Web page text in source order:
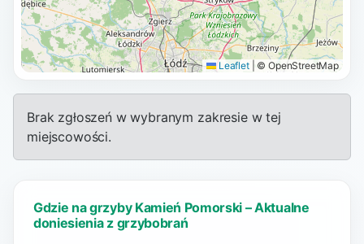
Leaflet © OpenStreetMap
Brak zgłoszeń w wybranym zakresie w tej
miejscowości.
Gdzie na grzyby Kamień Pomorski – Aktualne
doniesienia z grzybobrań